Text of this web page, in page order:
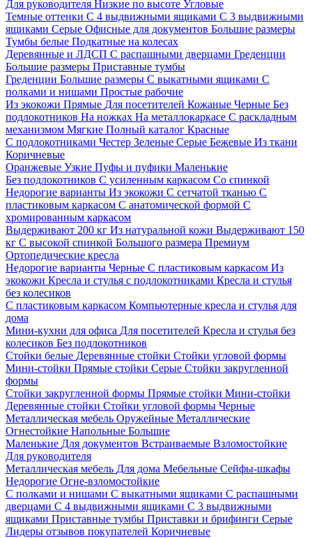
Для руководителя Низкие по высоте Угловые
Темные оттенки С 4 выдвижными ящиками С 3 выдвижными
ящиками Серые Офисные для документов Большие размеры
Тумбы белые Подкатные на колесах
Деревянные и ЛДСП С распашными дверцами Греденции
Большие размеры Приставные тумбы
Греденции Большие размеры С выкатными ящиками С
полками и нишами Простые рабочие
Из экокожи Прямые Для посетителей Кожаные Черные Без
подлокотников На ножках На металлокаркасе С раскладным
механизмом Мягкие Полный каталог Красные
С подлокотниками Честер Зеленые Серые Бежевые Из ткани
Коричневые
Оранжевые Узкие Пуфы и пуфики Маленькие
Без подлокотников С усиленным каркасом Со спинкой
Недорогие варианты Из экокожи С сетчатой тканью С
пластиковым каркасом С анатомической формой С
хромированным каркасом
Выдерживают 200 кг Из натуральной кожи Выдерживают 150
кг С высокой спинкой Большого размера Премиум
Ортопедические кресла
Недорогие варианты Черные С пластиковым каркасом Из
экокожи Кресла и стулья с подлокотниками Кресла и стулья
без колесиков
С пластиковым каркасом Компьютерные кресла и стулья для
дома
Мини-кухни для офиса Для посетителей Кресла и стулья без
колесиков Без подлокотников
Стойки белые Деревянные стойки Стойки угловой формы
Мини-стойки Прямые стойки Серые Стойки закругленной
формы
Стойки закругленной формы Прямые стойки Мини-стойки
Деревянные стойки Стойки угловой формы Черные
Металлическая мебель Оружейные Металлические
Огнестойкие Напольные Большие
Маленькие Для документов Встраиваемые Взломостойкие
Для руководителя
Металлическая мебель Для дома Мебельные Сейфы-шкафы
Недорогие Огне-взломостойкие
С полками и нишами С выкатными ящиками С распашными
дверцами С 4 выдвижными ящиками С 3 выдвижными
ящиками Приставные тумбы Приставки и брифинги Серые
Лидеры отзывов покупателей Коричневые